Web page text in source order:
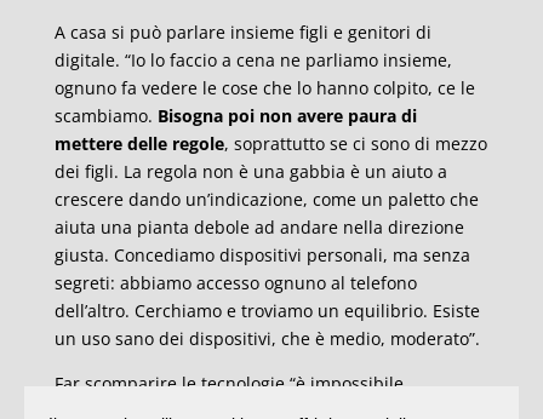
A casa si può parlare insieme figli e genitori di
digitale. “Io lo faccio a cena ne parliamo insieme,
ognuno fa vedere le cose che lo hanno colpito, ce le
scambiamo. Bisogna poi non avere paura di
mettere delle regole, soprattutto se ci sono di mezzo
dei figli. La regola non è una gabbia è un aiuto a
crescere dando un’indicazione, come un paletto che
aiuta una pianta debole ad andare nella direzione
giusta. Concediamo dispositivi personali, ma senza
segreti: abbiamo accesso ognuno al telefono
dell’altro. Cerchiamo e troviamo un equilibrio. Esiste
un uso sano dei dispositivi, che è medio, moderato”.
Far scomparire le tecnologie “è impossibile,